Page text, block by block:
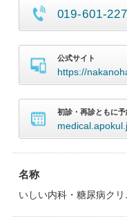
019-601-
公式サイト
https://
初診・再診ともに
名称
いしい内科・糖尿病クリ